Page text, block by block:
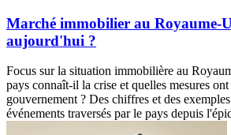
Marché immobilier au Royaume-
aujourd'hui ?
Focus sur la situation immobilière au
pays connaît-il la crise et quelles mesures
gouvernement ? Des chiffres et des
événements traversés par le pays depuis